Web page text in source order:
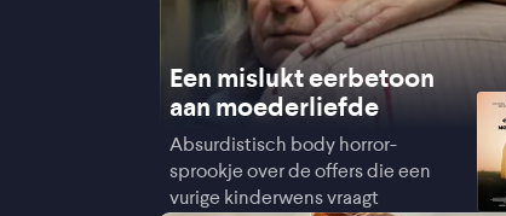
Een mislukt eerbetoon
aan moederliefde
Absurdistisch body horror-
sprookje over de offers die een
vurige kinderwens vraagt